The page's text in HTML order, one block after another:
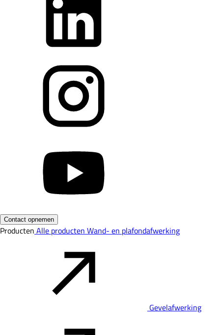
Contact opnemen
Producten Alle producten Wand- en plafondafwerking
Gevelafwerking